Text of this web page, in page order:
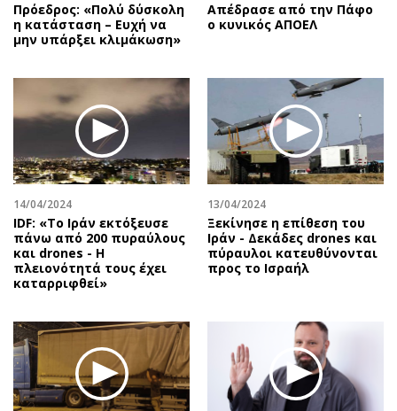
Πρόεδρος: «Πολύ δύσκολη
η κατάσταση – Ευχή να
μην υπάρξει κλιμάκωση»
Απέδρασε από την Πάφο
ο κυνικός ΑΠΟΕΛ
14/04/2024
IDF: «Το Ιράν εκτόξευσε
πάνω από 200 πυραύλους
και drones - Η
πλειονότητά τους έχει
καταρριφθεί»
13/04/2024
Ξεκίνησε η επίθεση του
Ιράν - Δεκάδες drones και
πύραυλοι κατευθύνονται
προς το Ισραήλ